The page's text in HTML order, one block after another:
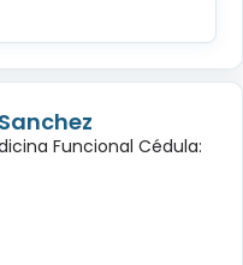
Funcional Cédula: